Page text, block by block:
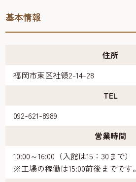
基本情報
住所
福岡市東区社領2-14-28
TEL
092-621-8989
営業時間
10:00～16:00（入館は15：30まで）
※工場の稼働は15:00前後までです。